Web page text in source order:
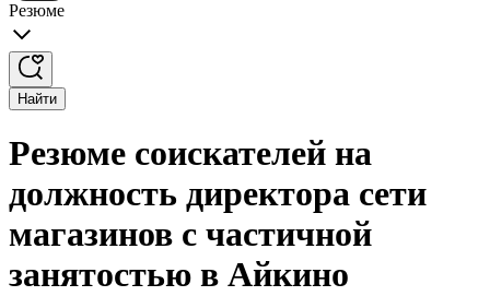
Резюме
Найти
Резюме соискателей на
должность директора сети
магазинов с частичной
занятостью в Айкино